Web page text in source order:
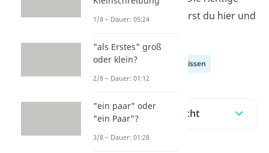
Schreibweise erfährst du hier und
Deutsch Allgemeinwissen
Inhaltsübersicht
1/8 – Dauer: 05:24
"als Erstes" groß
oder klein?
2/8 – Dauer: 01:12
"ein paar" oder
"ein Paar"?
3/8 – Dauer: 01:28